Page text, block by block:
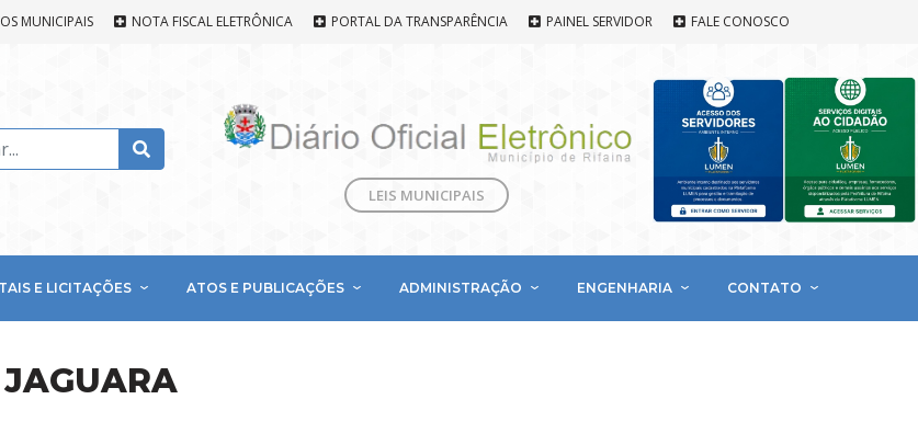
MUNICIPAIS NOTA FISCAL ELETRÔNICA PORTAL DA TRANSPARÊNCIA PAINEL SERVIDOR FALE CONOSCO
LEIS MUNICIPAIS
E LICITAÇÕES ATOS E PUBLICAÇÕES ADMINISTRAÇÃO ENGENHARIA CONTATO